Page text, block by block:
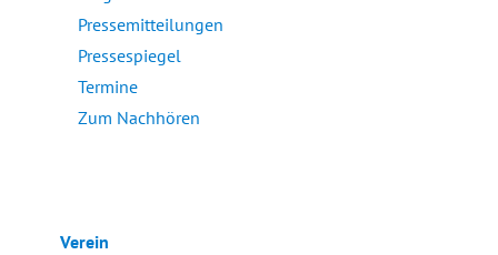
Pressemitteilungen
Pressespiegel
Termine
Zum Nachhören
Verein